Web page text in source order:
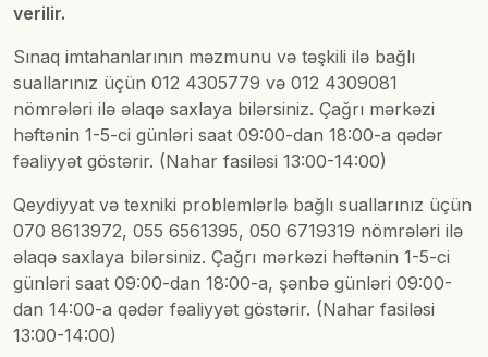
verilir.
Sınaq imtahanlarının məzmunu və təşkili ilə bağlı
suallarınız üçün 012 4305779 və 012 4309081
nömrələri ilə əlaqə saxlaya bilərsiniz. Çağrı mərkəzi
həftənin 1-5-ci günləri saat 09:00-dan 18:00-a qədər
fəaliyyət göstərir. (Nahar fasiləsi 13:00-14:00)
Qeydiyyat və texniki problemlərlə bağlı suallarınız üçün
070 8613972, 055 6561395, 050 6719319 nömrələri ilə
əlaqə saxlaya bilərsiniz. Çağrı mərkəzi həftənin 1-5-ci
günləri saat 09:00-dan 18:00-a, şənbə günləri 09:00-
dan 14:00-a qədər fəaliyyət göstərir. (Nahar fasiləsi
13:00-14:00)